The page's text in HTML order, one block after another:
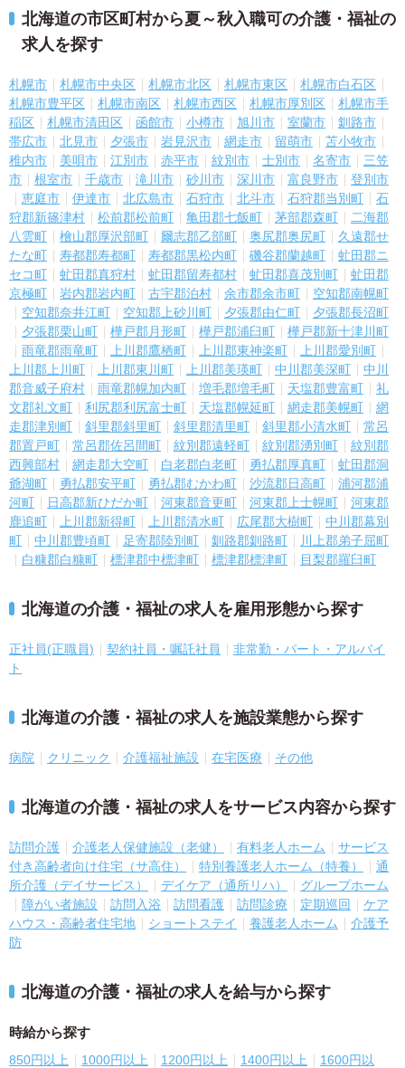
北海道の市区町村から夏～秋入職可の介護・福祉の
求人を探す
札幌市 札幌市中央区 札幌市北区 札幌市東区
札幌市白石区
札幌市豊平区
札幌市南区 札幌市西区 札幌市厚別区
札幌市手
稲区
札幌市清田区 函館市 小樽市 旭川市 室蘭市
釧路市
帯広市
北見市 夕張市 岩見沢市 網走市 留萌市
苫小牧市
稚内市
美唄市 江別市 赤平市 紋別市 士別市 名寄市
三笠
市
根室市 千歳市 滝川市 砂川市 深川市 富良野市
登別市
恵庭市
伊達市 北広島市 石狩市 北斗市 石狩郡当別町
石
狩郡新篠津村
松前郡松前町 亀田郡七飯町 茅部郡森町
二海郡
八雲町
檜山郡厚沢部町 爾志郡乙部町 奥尻郡奥尻町
久遠郡せ
たな町
寿都郡寿都町 寿都郡黒松内町 磯谷郡蘭越町
虻田郡ニ
セコ町
虻田郡真狩村 虻田郡留寿都村 虻田郡喜茂別町
虻田郡
京極町
岩内郡岩内町 古宇郡泊村 余市郡余市町
空知郡南幌町
空知郡奈井江町
空知郡上砂川町 夕張郡由仁町
夕張郡長沼町
夕張郡栗山町
樺戸郡月形町 樺戸郡浦臼町
樺戸郡新十津川町
雨竜郡雨竜町
上川郡鷹栖町 上川郡東神楽町
上川郡愛別町
上川郡上川町
上川郡東川町 上川郡美瑛町 中川郡美深町
中川
郡音威子府村
雨竜郡幌加内町 増毛郡増毛町 天塩郡豊富町
礼
文郡礼文町
利尻郡利尻富士町 天塩郡幌延町 網走郡美幌町
網
走郡津別町
斜里郡斜里町 斜里郡清里町 斜里郡小清水町
常呂
郡置戸町
常呂郡佐呂間町 紋別郡遠軽町 紋別郡湧別町
紋別郡
西興部村
網走郡大空町 白老郡白老町 勇払郡厚真町
虻田郡洞
爺湖町
勇払郡安平町 勇払郡むかわ町 沙流郡日高町
浦河郡浦
河町
日高郡新ひだか町 河東郡音更町 河東郡上士幌町
河東郡
鹿追町
上川郡新得町 上川郡清水町 広尾郡大樹町
中川郡幕別
町
中川郡豊頃町 足寄郡陸別町 釧路郡釧路町
川上郡弟子屈町
白糠郡白糠町
標津郡中標津町 標津郡標津町 目梨郡羅臼町
北海道の介護・福祉の求人を雇用形態から探す
正社員(正職員) 契約社員・嘱託社員
非常勤・パート・アルバイ
ト
北海道の介護・福祉の求人を施設業態から探す
病院 クリニック 介護福祉施設 在宅医療 その他
北海道の介護・福祉の求人をサービス内容から探す
訪問介護 介護老人保健施設（老健） 有料老人ホーム
サービス
付き高齢者向け住宅（サ高住）
特別養護老人ホーム（特養）
通
所介護（デイサービス）
デイケア（通所リハ）
グループホーム
障がい者施設
訪問入浴 訪問看護 訪問診療 定期巡回
ケア
ハウス・高齢者住宅地
ショートステイ 養護老人ホーム
介護予
防
北海道の介護・福祉の求人を給与から探す
時給から探す
850円以上 1000円以上 1200円以上 1400円以上
1600円以